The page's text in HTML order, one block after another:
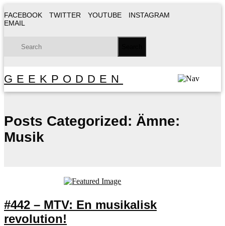
FACEBOOK TWITTER YOUTUBE
INSTAGRAM
EMAIL
GEEKPODDEN
Posts Categorized: Ämne:
Musik
#442 – MTV: En musikalisk
revolution!